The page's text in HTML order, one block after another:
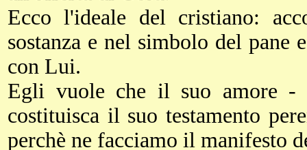
Ecco l'ideale del cristiano:
sostanza e nel simbolo del
con Lui.
Egli vuole che il suo amore -
costituisca il suo testamento
perchè ne facciamo il manifesto